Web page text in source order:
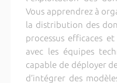
Vous apprendrez à
la distribution des
processus efficaces
avec les équipes
capable de déployer
d’intégrer des